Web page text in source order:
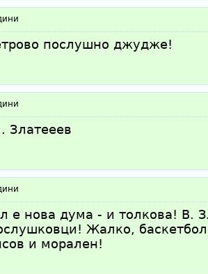
послушно джудже!
Златееев
е нова дума - и толкова! В.
Жалко,
и морален!